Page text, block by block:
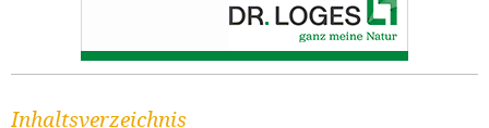
Inhaltsverzeichnis